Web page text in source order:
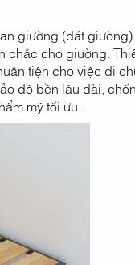
giường (dát
chắc cho giường.
tiện cho việc di
độ bền lâu dài,
mỹ tối ưu.